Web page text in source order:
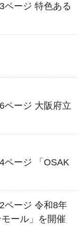
ページ 特色ある
ページ 大阪府立
ページ 「OSAK
ページ 令和8年
ール」を開催